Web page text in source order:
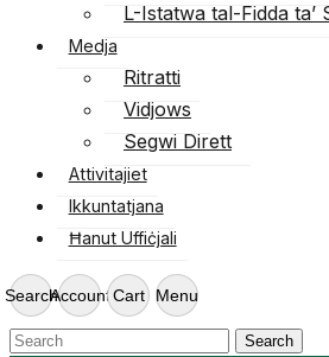
L-Istatwa tal-Fidda ta’
Medja
Ritratti
Vidjows
Segwi Dirett
Attivitajiet
Ikkuntatjana
Ħanut Uffiċjali
SearchAccount Cart Menu
Search